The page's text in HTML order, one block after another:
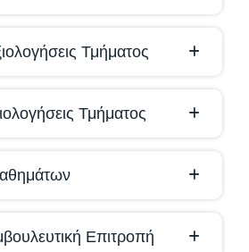
Τμήματος
Τμήματος
Επιτροπή